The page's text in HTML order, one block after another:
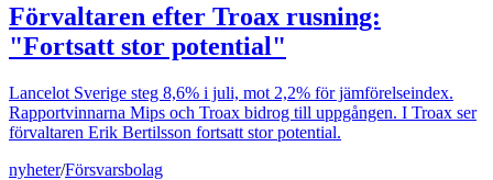
Förvaltaren efter Troax rusning:
"Fortsatt stor potential"
Lancelot Sverige steg 8,6% i juli, mot 2,2% för jämförelseindex.
Rapportvinnarna Mips och Troax bidrog till uppgången. I Troax ser
förvaltaren Erik Bertilsson fortsatt stor potential.
nyheter/Försvarsbolag